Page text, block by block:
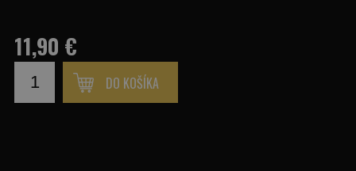
11,90 €
DO KOŠÍKA